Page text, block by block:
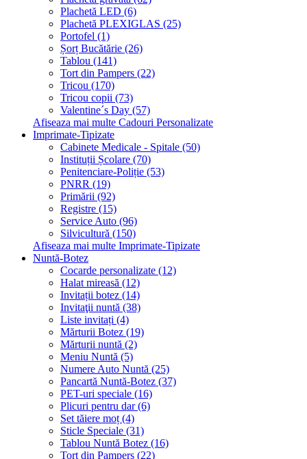
Plachetă LED (6)
Plachetă PLEXIGLAS (25)
Portofel (1)
Șorț Bucătărie (26)
Tablou (141)
Tort din Pampers (22)
Tricou (170)
Tricou copii (73)
Valentine´s Day (57)
Afiseaza mai multe Cadouri Personalizate
Imprimate-Tipizate
Cabinete Medicale - Spitale (50)
Instituții Școlare (70)
Penitenciare-Poliție (53)
PNRR (19)
Primării (92)
Registre (15)
Service Auto (96)
Silvicultură (150)
Afiseaza mai multe Imprimate-Tipizate
Nuntă-Botez
Cocarde personalizate (12)
Halat mireasă (12)
Invitații botez (14)
Invitaţii nuntă (38)
Liste invitați (4)
Mărturii Botez (19)
Mărturii nuntă (2)
Meniu Nuntă (5)
Numere Auto Nuntă (25)
Pancartă Nuntă-Botez (37)
PET-uri speciale (16)
Plicuri pentru dar (6)
Set tăiere moț (4)
Sticle Speciale (31)
Tablou Nuntă Botez (16)
Tort din Pampers (22)